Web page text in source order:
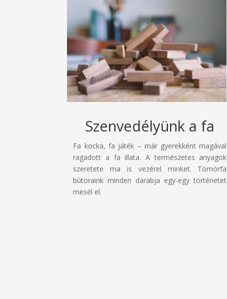
Szenvedélyünk a fa
Fa kocka, fa játék – már gyerekként magával
ragadott a fa illata. A természetes anyagok
szeretete ma is vezérel minket. Tömörfa
bútoraink minden darabja egy-egy történetet
mesél el.